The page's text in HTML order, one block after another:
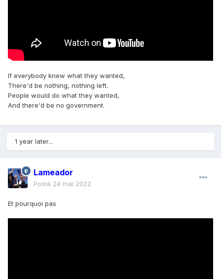
If everybody knew what they wanted,
There'd be nothing, nothing left.
People would do what they wanted,
And there'd be no government.
1 year later...
Lameador
Posté 24 mai 2022
Et pourquoi pas